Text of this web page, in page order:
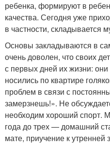
ребенка, формируют в
качества. Сегодня уже
в частности, складывается
Основы закладываются в
очень доволен, что своих
с первых дней их жизни:
носились по квартире
проблем в связи с
замерзнешь!». Не
необходим хороший спорт.
года до трех — домашний
мате, приучение к утренней